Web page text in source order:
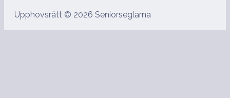
Upphovsrätt © 2026 Seniorseglarna